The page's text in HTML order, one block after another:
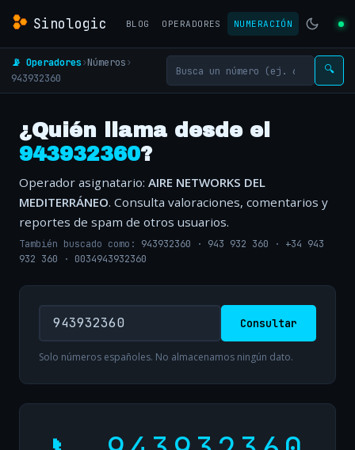
Sinologic BLOG OPERADORES NUMERACIÓN
📡 Operadores›Números›
943932360
🔍
¿Quién llama desde el
943932360?
Operador asignatario: AIRE NETWORKS DEL
MEDITERRÁNEO. Consulta valoraciones, comentarios y
reportes de spam de otros usuarios.
También buscado como: 943932360 · 943 932 360 · +34 943
932 360 · 0034943932360
Consultar
Solo números españoles. No almacenamos ningún dato.